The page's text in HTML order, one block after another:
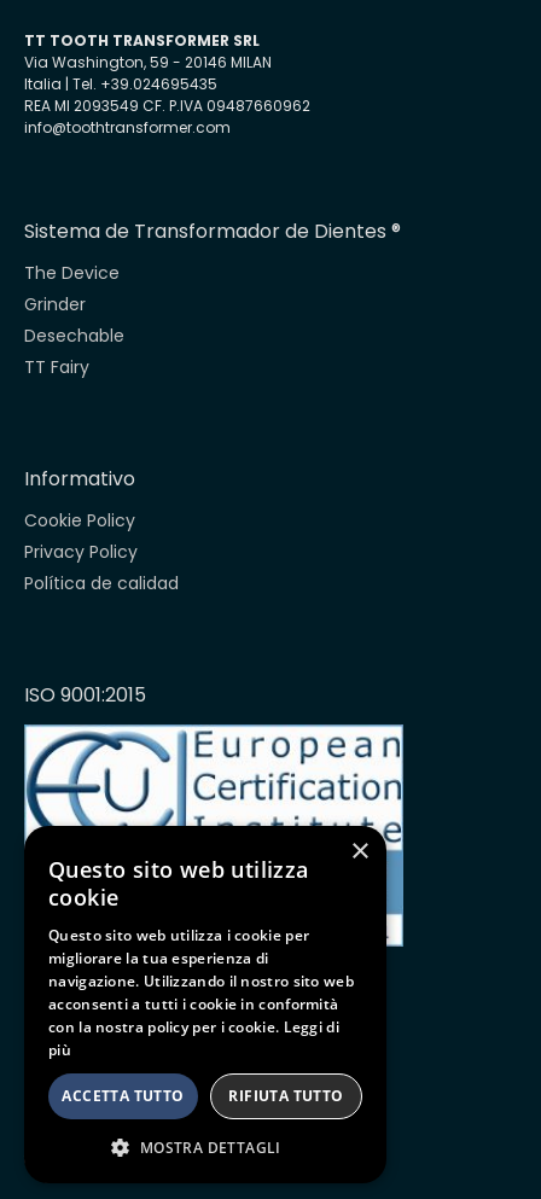
TT TOOTH TRANSFORMER SRL
Via Washington, 59 - 20146 MILAN
Italia | Tel. +39.024695435
REA MI 2093549 CF. P.IVA 09487660962
info@toothtransformer.com
Sistema de Transformador de Dientes ®
The Device
Grinder
Desechable
TT Fairy
Informativo
Cookie Policy
Privacy Policy
Política de calidad
ISO 9001:2015
Follow us
BE SOCIAL
×
Questo sito web utilizza
cookie
Questo sito web utilizza i cookie per
migliorare la tua esperienza di
navigazione. Utilizzando il nostro sito web
acconsenti a tutti i cookie in conformità
con la nostra policy per i cookie. Leggi di
più
ACCETTA TUTTO RIFIUTA TUTTO
MOSTRA DETTAGLI